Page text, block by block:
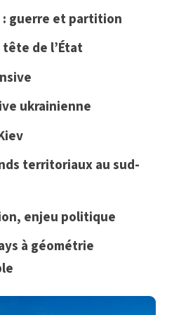
: guerre et partition
tête de l’État
ukrainienne
territoriaux au sud-
enjeu politique
à géométrie